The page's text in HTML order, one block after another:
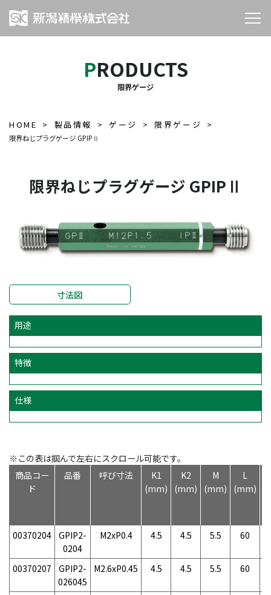
PRODUCTS
限界ゲージ
HOME 製品情報 ゲージ 限界ゲージ
限界ねじプラグゲージ GPIPⅡ
限界ねじプラグゲージ GPIPⅡ
寸法図
用途
特徴
仕様
※この表は掴んで左右にスクロール可能です。
商品コー
ド
品番 呼び寸法
K1
(mm)
K2
(mm)
M
(mm)
L
(mm)
00370204 GPIP2-
0204
M2xP0.4 4.5 4.5 5.5 60
00370207
GPIP2-
026045
M2.6xP0.45 4.5 4.5 5.5 60